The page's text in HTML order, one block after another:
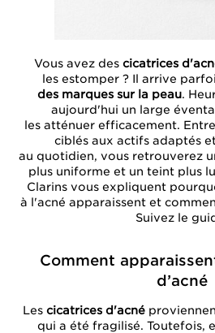
Vous avez des cicatrices
les estomper ? Il arrive
des marques sur la peau.
aujourd'hui un large
les atténuer efficacement.
ciblés aux actifs adaptés
au quotidien, vous retrouverez
plus uniforme et un teint plus
Clarins vous expliquent
à l'acné apparaissent et
Suivez le
Comment
d’acné
Les cicatrices d'acné
qui a été fragilisé. Toutefois,